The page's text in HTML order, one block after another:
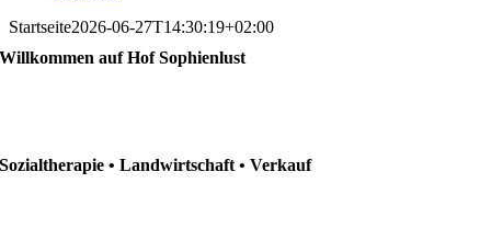
Startseite2026-06-27T14:30:19+02:00
Willkommen auf Hof Sophienlust
Sozialtherapie • Landwirtschaft • Verkauf